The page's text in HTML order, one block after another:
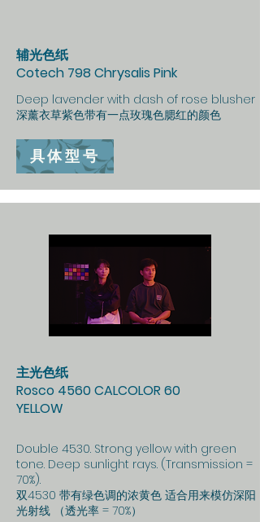
辅光色纸
Cotech 798 Chrysalis Pink
Deep lavender with dash of rose blusher
深薰衣草紫色带有一点玫瑰色腮红的颜色
具体型号
主光色纸
Rosco 4560 CALCOLOR 60
YELLOW
Double 4530. Strong yellow with green
tone. Deep sunlight rays. (Transmission =
70%).
双4530 带有绿色调的浓黄色 适合用来模仿深阳
光射线 （透光率 = 70%）